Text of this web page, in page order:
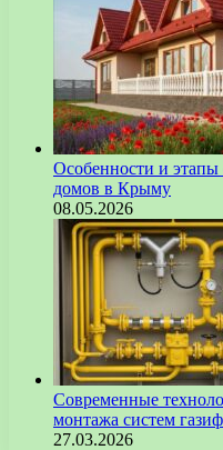
Особенности и этапы
домов в Крыму
08.05.2026
Современные
монтажа систем
27.03.2026